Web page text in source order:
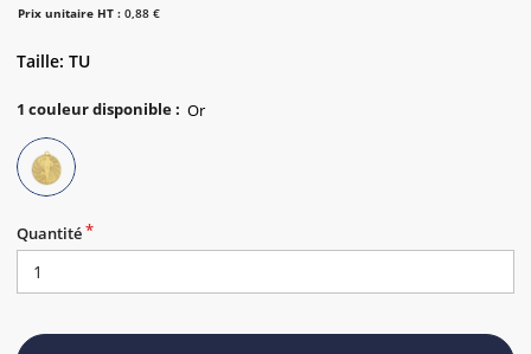
Prix unitaire HT : 0,88 €
Taille: TU
1 couleur disponible:
Quantité